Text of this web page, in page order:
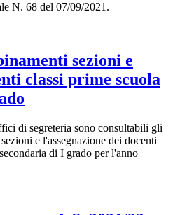
N. 68 del 07/09/2021.
sezioni e
classi prime scuola
di segreteria sono consultabili gli
e l'assegnazione dei docenti
di I grado per l'anno